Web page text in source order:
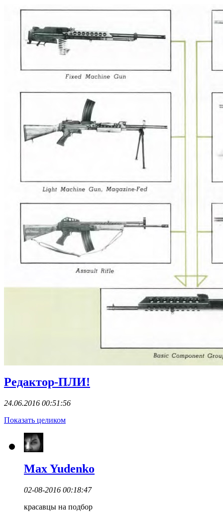
Редактор-ПЛИ!
24.06.2016 00:51:56
Показать целиком
Max Yudenko
02-08-2016 00:18:47
красавцы на подбор